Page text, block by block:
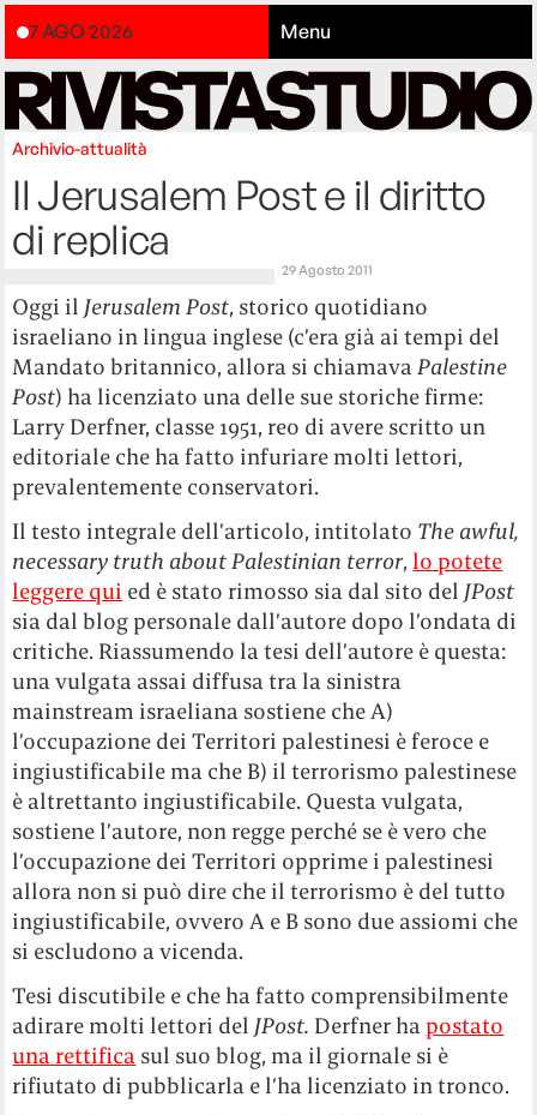
7 AGO 2026 Menu
Archivio-attualità
Il Jerusalem Post e il diritto
di replica
29 Agosto 2011
Oggi il Jerusalem Post, storico quotidiano
israeliano in lingua inglese (c’era già ai tempi del
Mandato britannico, allora si chiamavaPalestine
Post) ha licenziato una delle sue storiche firme:
Larry Derfner, classe 1951, reo di avere scritto un
editoriale che ha fatto infuriare molti lettori,
prevalentemente conservatori.
Il testo integrale dell’articolo, intitolato The awful,
necessary truth about Palestinian terror, lo potete
leggere qui ed è stato rimosso sia dal sito del JPost
sia dal blog personale dall’autore dopo l’ondata di
critiche. Riassumendo la tesi dell’autore è questa:
una vulgata assai diffusa tra la sinistra
mainstream israeliana sostiene che A)
l’occupazione dei Territori palestinesi è feroce e
ingiustificabile ma che B) il terrorismo palestinese
è altrettanto ingiustificabile. Questa vulgata,
sostiene l’autore, non regge perché se è vero che
l’occupazione dei Territori opprime i palestinesi
allora non si può dire che il terrorismo è del tutto
ingiustificabile, ovvero A e B sono due assiomi che
si escludono a vicenda.
Tesi discutibile e che ha fatto comprensibilmente
adirare molti lettori del JPost. Derfner hapostato
una rettifica sul suo blog, ma il giornale si è
rifiutato di pubblicarla e l’ha licenziato in tronco.